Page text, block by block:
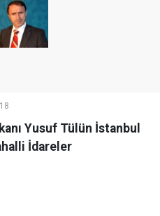
Yusuf Tülün İstanbul
İdareler